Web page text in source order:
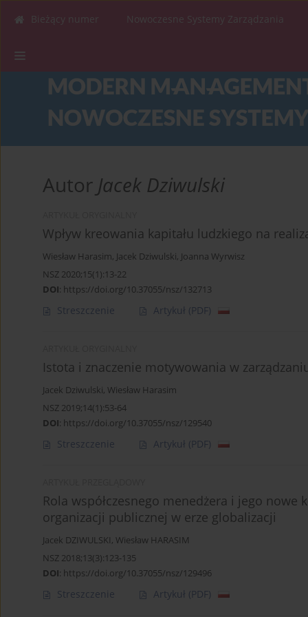
Bieżący numer Nowoczesne Systemy Zarządzania
Autor Jacek Dziwulski
Wpływ kreowania kapitału ludzkiego na
Wiesław Harasim, Jacek Dziwulski, Joanna Wyrwisz
NSZ 2020;15(1):13-22
DOI: https://doi.org/10.37055/nsz/132713
Streszczenie Artykuł (PDF)
Istota i znaczenie motywowania w
Jacek Dziwulski, Wiesław Harasim
NSZ 2019;14(1):53-64
DOI: https://doi.org/10.37055/nsz/129540
Streszczenie Artykuł (PDF)
Rola współczesnego menedżera i jego
organizacji publicznej w erze globalizacji
Jacek DZIWULSKI, Wiesław HARASIM
NSZ 2018;13(3):123-135
DOI: https://doi.org/10.37055/nsz/129496
Streszczenie Artykuł (PDF)